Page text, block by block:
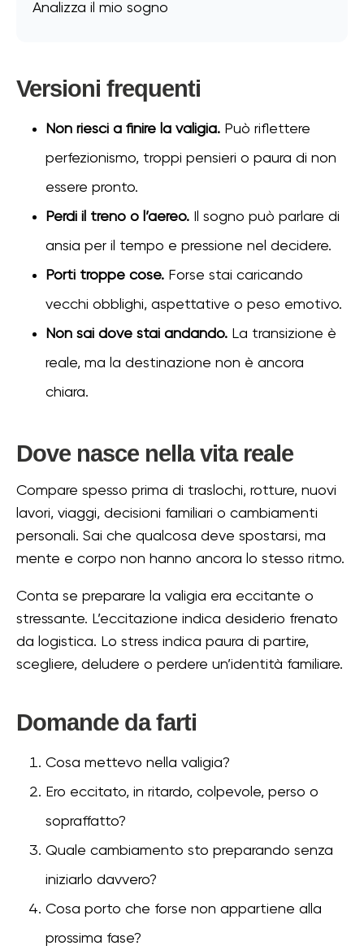
Analizza il mio sogno
Versioni frequenti
Non riesci a finire la valigia. Può riflettere
perfezionismo, troppi pensieri o paura di non
essere pronto.
Perdi il treno o l’aereo. Il sogno può parlare di
ansia per il tempo e pressione nel decidere.
Porti troppe cose. Forse stai caricando
vecchi obblighi, aspettative o peso emotivo.
Non sai dove stai andando. La transizione è
reale, ma la destinazione non è ancora
chiara.
Dove nasce nella vita reale
Compare spesso prima di traslochi, rotture, nuovi
lavori, viaggi, decisioni familiari o cambiamenti
personali. Sai che qualcosa deve spostarsi, ma
mente e corpo non hanno ancora lo stesso ritmo.
Conta se preparare la valigia era eccitante o
stressante. L’eccitazione indica desiderio frenato
da logistica. Lo stress indica paura di partire,
scegliere, deludere o perdere un’identità familiare.
Domande da farti
Cosa mettevo nella valigia?
Ero eccitato, in ritardo, colpevole, perso o
sopraffatto?
Quale cambiamento sto preparando senza
iniziarlo davvero?
Cosa porto che forse non appartiene alla
prossima fase?